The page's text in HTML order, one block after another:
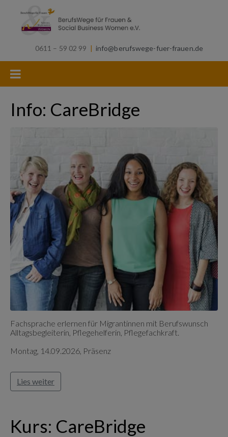
0611 – 59 02 99 | info@berufswege-fuer-frauen.de
Info: CareBridge
Fachsprache erlernen für Migrantinnen mit Berufswunsch
Alltagsbegleiterin, Pflegehelferin, Pflegefachkraft.
Montag, 14.09.2026, Präsenz
Lies weiter
Kurs: CareBridge